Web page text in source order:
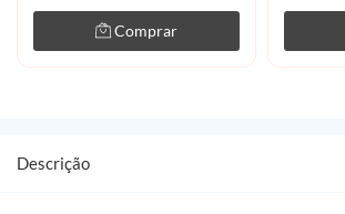
Comprar
Descrição